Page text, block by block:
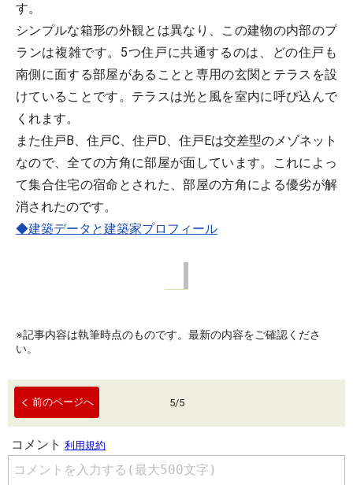
す。
シンプルな箱形の外観とは異なり、この建物の内部のプ
ランは複雑です。5つ住戸に共通するのは、どの住戸も
南側に面する部屋があることと専用の玄関とテラスを設
けていることです。テラスは光と風を室内に呼び込んで
くれます。
また住戸B、住戸C、住戸D、住戸Eは交差型のメゾネット
なので、全ての方角に部屋が面しています。これによっ
て集合住宅の宿命とされた、部屋の方角による優劣が解
消されたのです。
◆建築データと建築家プロフィール
※記事内容は執筆時点のものです。最新の内容をご確認くださ
い。
前のページへ 5/5